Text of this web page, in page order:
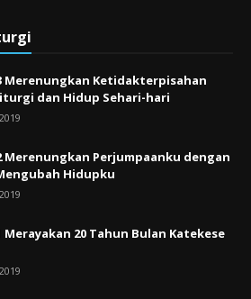
Merenungkan Ketidakterpisahan
dan Hidup Sehari-hari
Merenungkan Perjumpaanku dengan
Hidupku
Merayakan 20 Tahun Bulan Katekese